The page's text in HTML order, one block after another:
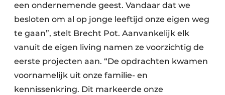
Toegangscontrole
Veiligheid & Opleiding
Zonwering
een ondernemende geest. Vandaar dat we
besloten om al op jonge leeftijd onze eigen weg
te gaan”, stelt Brecht Pot. Aanvankelijk elk
vanuit de eigen living namen ze voorzichtig de
eerste projecten aan. “De opdrachten kwamen
voornamelijk uit onze familie- en
kennissenkring. Dit markeerde onze